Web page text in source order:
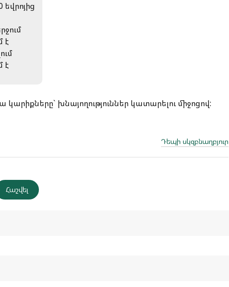
եվրոյից
է
է
խնայողություններ կատարելու միջոցով:
Դեպի սկզբնաղբյուր